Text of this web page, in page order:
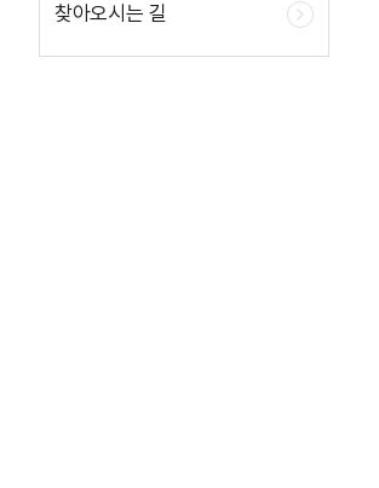
찾아오시는 길